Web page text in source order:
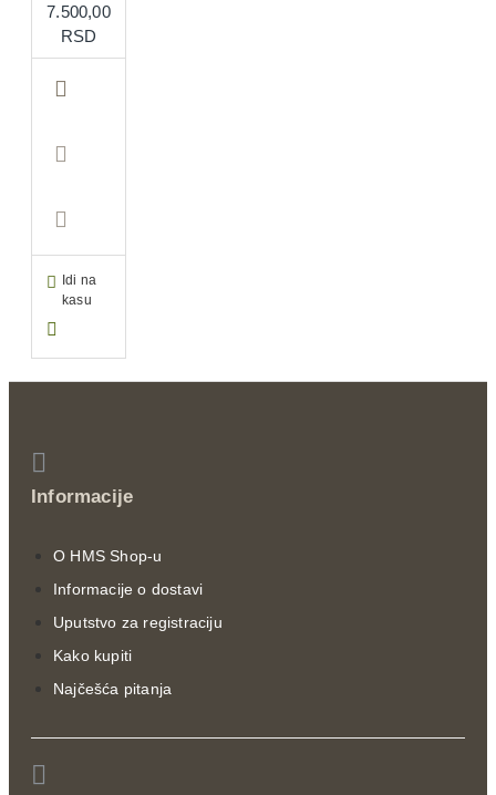
7.500,00
RSD
Idi na
kasu
Informacije
O HMS Shop-u
Informacije o dostavi
Uputstvo za registraciju
Kako kupiti
Najčešća pitanja